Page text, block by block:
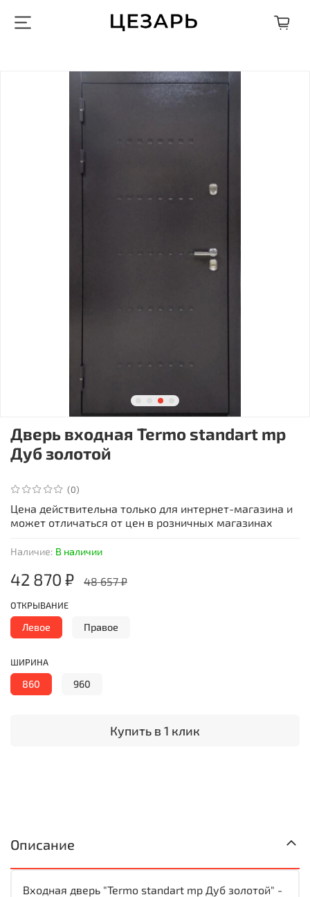
(0)
Наличие: В наличии
Дверь входная Termo standart mp
Дуб золотой
42 870 ₽ 48 657 ₽
Купить в 1 клик
ОТКРЫВАНИЕ
Левое Правое
ШИРИНА
860 960
Цена действительна только для интернет-магазина и
может отличаться от цен в розничных магазинах
Описание
Входная дверь "Termo standart mp Дуб золотой" -